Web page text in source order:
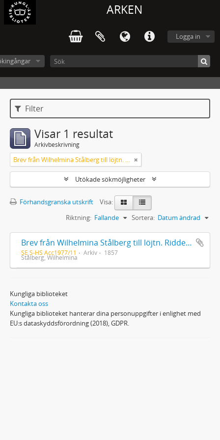
ARKEN
Logga in
Filter
Visar 1 resultat
Arkivbeskrivning
Brev från Wilhelmina Stålberg till löjtn. Ridderstad 1857
Utökade sökmöjligheter
Förhandsgranska utskrift
Visa:
Sortera: Datum ändrad
Riktning: Fallande
Brev från Wilhelmina Stålberg till löjtn. Ridderstad 1857
SE S-HS Acc1977/11 Arkiv 1857
Stålberg, Wilhelmina
Kungliga biblioteket
Kontakta oss
Kungliga biblioteket hanterar dina personuppgifter i enlighet med
EU:s dataskyddsförordning (2018), GDPR.